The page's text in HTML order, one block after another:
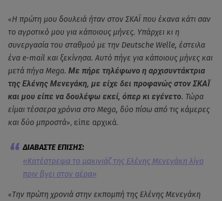
«Η πρώτη μου δουλειά ήταν στον ΣΚΑΪ που έκανα κάτι σαν
το αγροτικό μου για κάποιους μήνες. Υπάρχει κι η
συνεργασία του σταθμού με την Deutsche Welle, έστειλα
ένα e-mail και ξεκίνησα. Αυτό πήγε για κάποιους μήνες και
μετά πήγα Mega. Με πήρε τηλέφωνο η αρχισυντάκτρια
της Ελένης Μενεγάκη, με είχε δει προφανώς στον ΣΚΑΪ
και μου είπε να δουλέψω εκεί, όπερ κι εγένετο. Τώρα
είμαι τέσσερα χρόνια στο Mega, δύο πίσω από τις κάμερες
και δύο μπροστά», είπε αρχικά.
«Κατέστρεψα το μακιγιάζ της Ελένης Μενεγάκη λίγο
πριν βγει στον αέρα»
«Την πρώτη χρονιά στην εκπομπή της Ελένης Μενεγάκη